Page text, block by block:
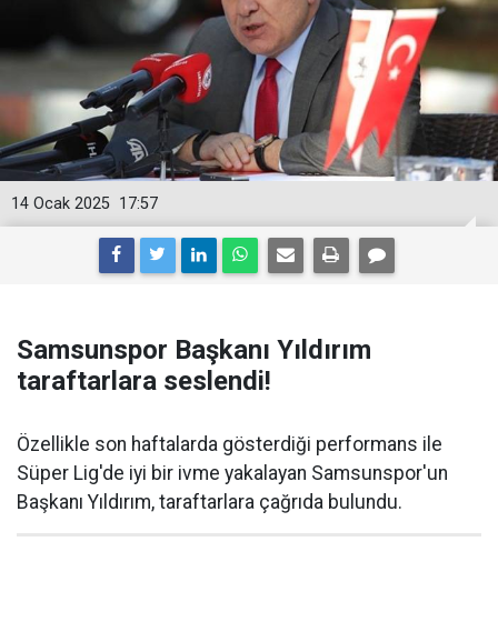
17:57
14 Ocak 2025
Samsunspor Başkanı Yıldırım
taraftarlara seslendi!
Özellikle son haftalarda gösterdiği performans ile
Süper Lig'de iyi bir ivme yakalayan Samsunspor'un
Başkanı Yıldırım, taraftarlara çağrıda bulundu.